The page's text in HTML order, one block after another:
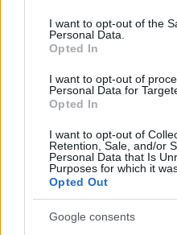
I want to opt-out of the
Personal Data.
Opted In
I want to opt-out of
Personal Data for
Opted In
I want to opt-out of
Retention, Sale, and/or
Personal Data that Is
Purposes for which it
Opted Out
Google consents
All’inizio del 2020, i
Center dell’Università
hanno scoperto che la
questi segnali di
farmaco, che viene
nelle persone. Nel
processo in fase